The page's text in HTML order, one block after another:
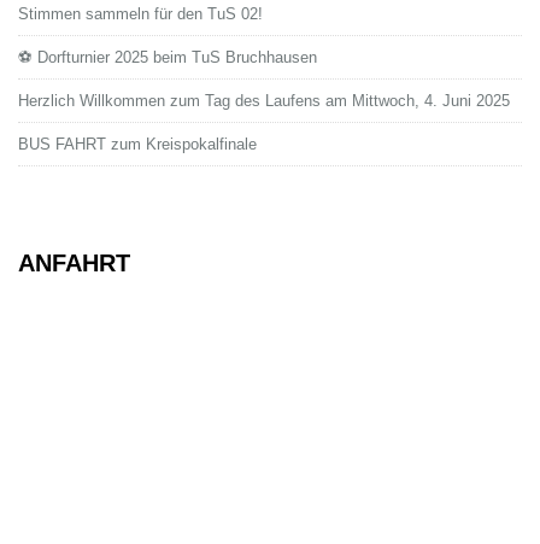
Stimmen sammeln für den TuS 02!
⚽ Dorfturnier 2025 beim TuS Bruchhausen
Herzlich Willkommen zum Tag des Laufens am Mittwoch, 4. Juni 2025
BUS FAHRT zum Kreispokalfinale
ANFAHRT